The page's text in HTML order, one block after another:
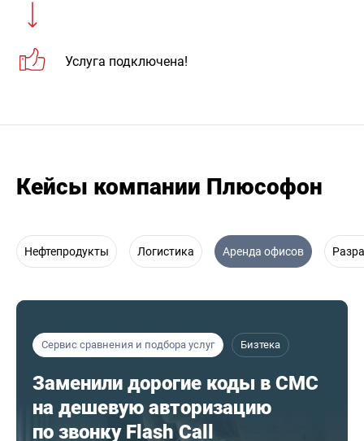
Услуга подключена!
Кейсы компании Плюсофон
Нефтепродукты Логистика Аренда офисов
Сервис сравнения и подбора услуг Бизтека
Заменили дорогие коды в СМС
на дешевую авторизацию
по звонку Flash Call